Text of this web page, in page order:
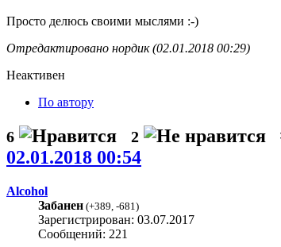
Просто делюсь своими мыслями :-)
Отредактировано нордик (02.01.2018 00:29)
Неактивен
По автору
6 2
02.01.2018 00:54
Alcohol
Забанен (+389, -681)
Зарегистрирован: 03.07.2017
Сообщений: 221